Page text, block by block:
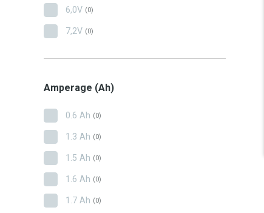
6,0V (0)
7,2V (0)
Amperage (Ah)
0.6 Ah (0)
1.3 Ah (0)
1.5 Ah (0)
1.6 Ah (0)
1.7 Ah (0)